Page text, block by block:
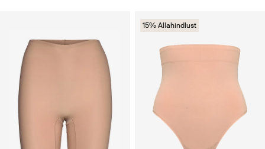
15% Allahindlust